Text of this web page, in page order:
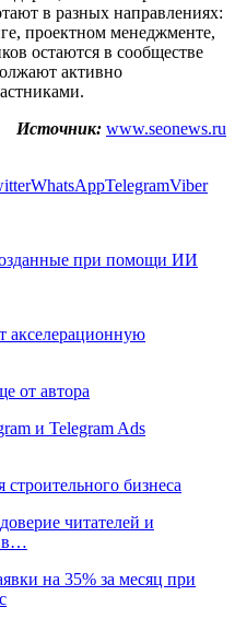
в разных направлениях:
проектном менеджменте,
остаются в сообществе
активно
Источник: www.seonews.ru
WhatsAppTelegramViber
при помощи ИИ
акселерационную
от автора
и Telegram Ads
бизнеса
читателей и
в…
на 35% за месяц при